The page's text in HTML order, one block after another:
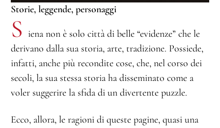
Storie, leggende, personaggi
S iena non è solo città di belle “evidenze” che le
derivano dalla sua storia, arte, tradizione. Possiede,
infatti, anche più recondite cose, che, nel corso dei
secoli, la sua stessa storia ha disseminato come a
voler suggerire la sfida di un divertente puzzle.
Ecco, allora, le ragioni di queste pagine, quasi una